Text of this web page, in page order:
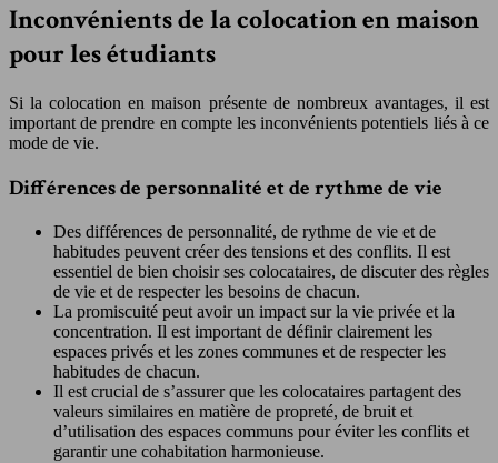
Inconvénients de la colocation en maison
pour les étudiants
Si la colocation en maison présente de nombreux avantages, il est
important de prendre en compte les inconvénients potentiels liés à ce
mode de vie.
Différences de personnalité et de rythme de vie
Des différences de personnalité, de rythme de vie et de
habitudes peuvent créer des tensions et des conflits. Il est
essentiel de bien choisir ses colocataires, de discuter des règles
de vie et de respecter les besoins de chacun.
La promiscuité peut avoir un impact sur la vie privée et la
concentration. Il est important de définir clairement les
espaces privés et les zones communes et de respecter les
habitudes de chacun.
Il est crucial de s’assurer que les colocataires partagent des
valeurs similaires en matière de propreté, de bruit et
d’utilisation des espaces communs pour éviter les conflits et
garantir une cohabitation harmonieuse.